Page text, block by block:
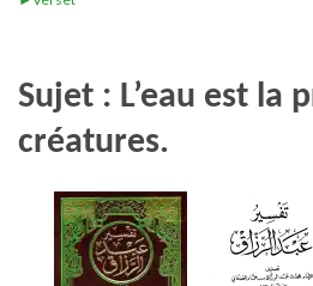
Sujet : L’eau est la
créatures.